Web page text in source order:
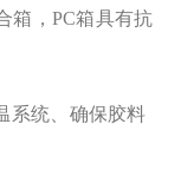
箱，PC箱具有抗
系统、确保胶料